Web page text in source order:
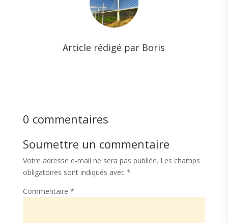
Article rédigé par Boris
0 commentaires
Soumettre un commentaire
Votre adresse e-mail ne sera pas publiée. Les champs
obligatoires sont indiqués avec *
Commentaire *